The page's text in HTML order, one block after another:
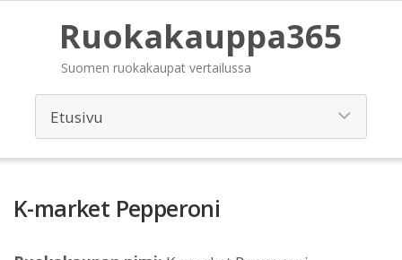
Ruokakauppa365
Suomen ruokakaupat vertailussa
K-market Pepperoni